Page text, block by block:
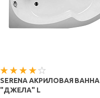
SERENA АКРИЛОВАЯ ВАННА
"ДЖЕЛА" L